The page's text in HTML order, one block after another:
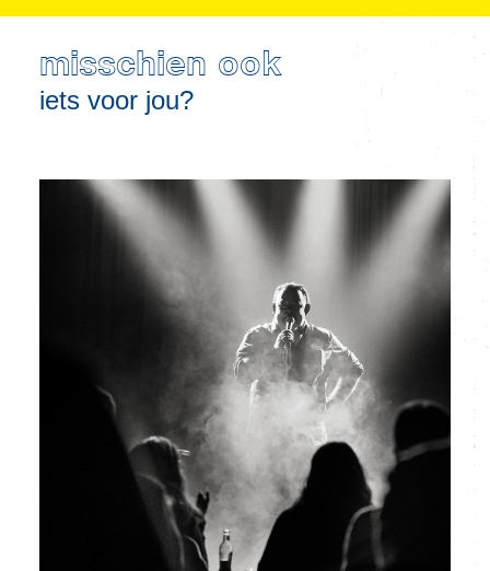
misschien ook
iets voor jou?